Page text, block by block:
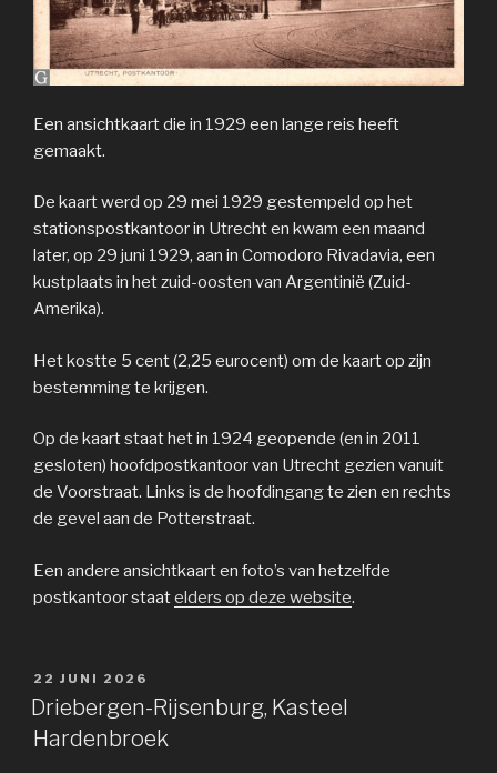
Een ansichtkaart die in 1929 een lange reis heeft
gemaakt.
De kaart werd op 29 mei 1929 gestempeld op het
stationspostkantoor in Utrecht en kwam een maand
later, op 29 juni 1929, aan in Comodoro Rivadavia, een
kustplaats in het zuid-oosten van Argentinië (Zuid-
Amerika).
Het kostte 5 cent (2,25 eurocent) om de kaart op zijn
bestemming te krijgen.
Op de kaart staat het in 1924 geopende (en in 2011
gesloten) hoofdpostkantoor van Utrecht gezien vanuit
de Voorstraat. Links is de hoofdingang te zien en rechts
de gevel aan de Potterstraat.
Een andere ansichtkaart en foto’s van hetzelfde
postkantoor staatelders op deze website.
GEPLAATST
OP
22 JUNI 2026
Driebergen-Rijsenburg, Kasteel
Hardenbroek